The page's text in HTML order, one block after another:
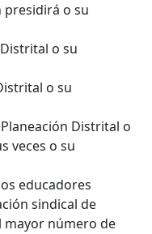
presidirá o su
o su
o su
Distrital o
veces o su
educadores
sindical de
mayor número de